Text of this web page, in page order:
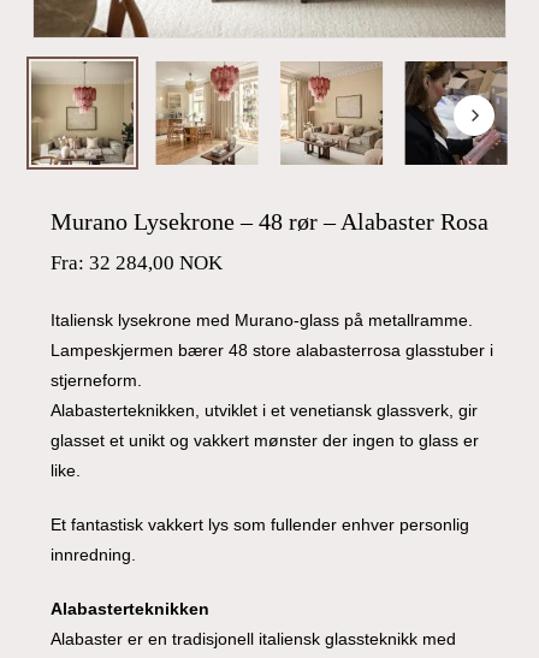
Murano Lysekrone – 48 rør – Alabaster Rosa
Fra: 32 284,00 NOK
Italiensk lysekrone med Murano-glass på metallramme.
Lampeskjermen bærer 48 store alabasterrosa glasstuber i
stjerneform.
Alabasterteknikken, utviklet i et venetiansk glassverk, gir
glasset et unikt og vakkert mønster der ingen to glass er
like.
Et fantastisk vakkert lys som fullender enhver personlig
innredning.
Alabasterteknikken
Alabaster er en tradisjonell italiensk glassteknikk med